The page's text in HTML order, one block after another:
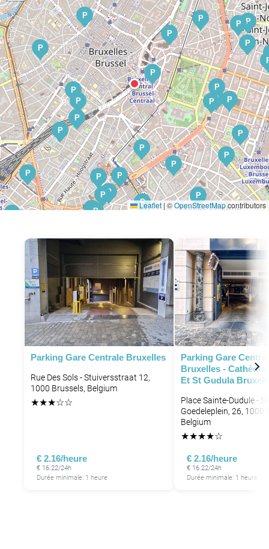
P
P
P
P
P
P
P
P
P
P
P
P
P
P
P
P
P
P
P
P
P
P
P
P
P
P
PP
P
P
P
P
P
P
P
Leaflet | ©OpenStreetMapcontributors
Parking Gare Centrale Bruxelles
Rue Des Sols - Stuiversstraat 12,
1000 Brussels, Belgium
★★★☆☆
€ 2.16/heure
€ 16.22/24h
Durée minimale: 1 heure
Parking Gare
Bruxelles -
Et St Gudula
Place Sainte-Dudule -
Goedeleplein, 26, 1000
Belgium
★★★★☆
€ 2.16/heure
€ 16.22/24h
Durée minimale: 1 heure